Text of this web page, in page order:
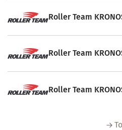
Roller Team
Roller Team
Roller Team